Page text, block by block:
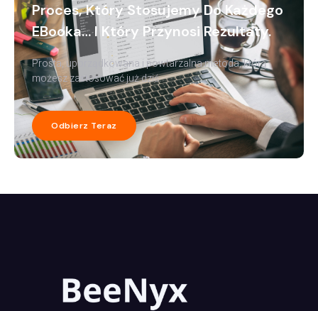
Proces, Który Stosujemy Do Każdego
EBooka… I Który Przynosi Rezultaty.
Prosta, uporządkowana i powtarzalna metoda, którą
możesz zastosować już dziś.
Odbierz Teraz